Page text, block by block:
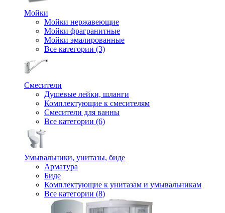
Мойки
Мойки нержавеющие
Мойки фрагранитные
Мойки эмалированные
Все категории (3)
Смесители
Душевые лейки, шланги
Комплектующие к смесителям
Смесители для ванны
Все категории (6)
Умывальники, унитазы, биде
Арматура
Биде
Комплектующие к унитазам и умывальникам
Все категории (8)